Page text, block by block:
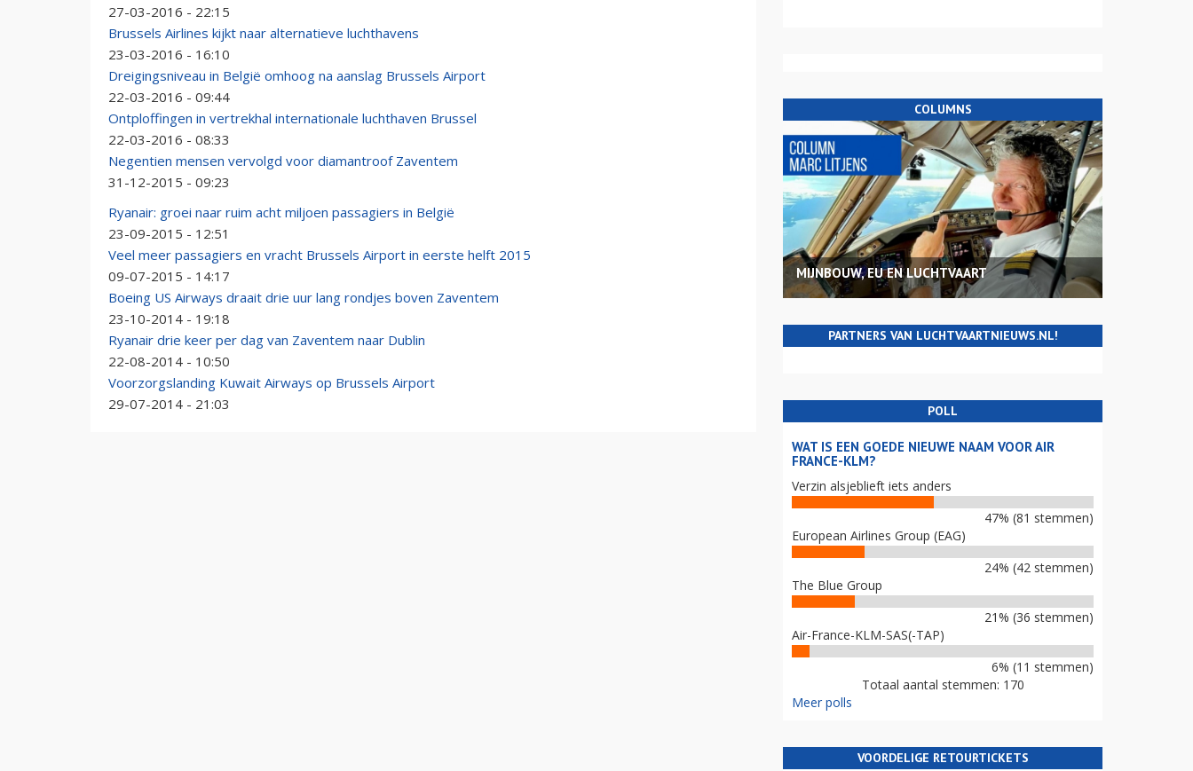
27-03-2016 - 22:15
Brussels Airlines kijkt naar alternatieve luchthavens
23-03-2016 - 16:10
Dreigingsniveau in België omhoog na aanslag Brussels Airport
22-03-2016 - 09:44
Ontploffingen in vertrekhal internationale luchthaven Brussel
22-03-2016 - 08:33
Negentien mensen vervolgd voor diamantroof Zaventem
31-12-2015 - 09:23
Ryanair: groei naar ruim acht miljoen passagiers in België
23-09-2015 - 12:51
Veel meer passagiers en vracht Brussels Airport in eerste helft 2015
09-07-2015 - 14:17
Boeing US Airways draait drie uur lang rondjes boven Zaventem
23-10-2014 - 19:18
Ryanair drie keer per dag van Zaventem naar Dublin
22-08-2014 - 10:50
Voorzorgslanding Kuwait Airways op Brussels Airport
29-07-2014 - 21:03
COLUMNS
MIJNBOUW, EU EN LUCHTVAART
PARTNERS VAN LUCHTVAARTNIEUWS.NL!
POLL
WAT IS EEN GOEDE NIEUWE NAAM VOOR AIR
FRANCE-KLM?
Verzin alsjeblieft iets anders
47% (81 stemmen)
European Airlines Group (EAG)
24% (42 stemmen)
The Blue Group
21% (36 stemmen)
Air-France-KLM-SAS(-TAP)
6% (11 stemmen)
Totaal aantal stemmen: 170
Meer polls
VOORDELIGE RETOURTICKETS